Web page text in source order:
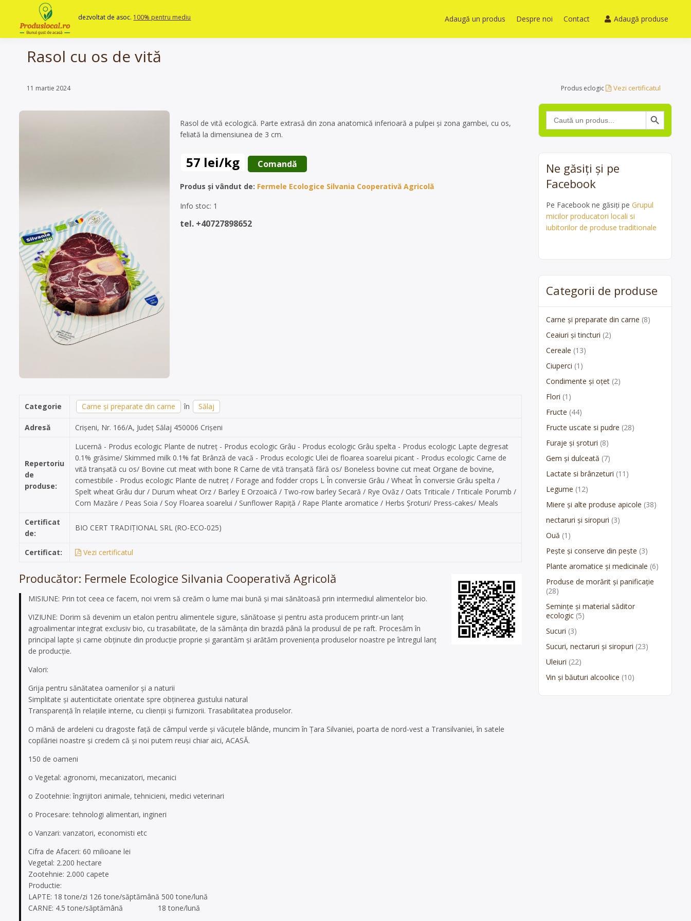
content
dezvoltat de asoc. 100% pentru mediu Adaugă un produs Despre noi Contact Adaugă produse
Rasol cu os de vită
11 martie 2024 Produs eclogic Vezi certificatul
Rasol de vită ecologică. Parte extrasă din zona anatomică inferioară a pulpei și zona gambei, cu os,
feliată la dimensiunea de 3 cm.
57 lei/kg Comandă
Produs și vândut de: Fermele Ecologice Silvania Cooperativă Agricolă
Info stoc: 1
tel. +40727898652
Categorie Carne și preparate din carne în Sălaj
Adresă Crișeni, Nr. 166/A, Județ Sălaj 450006 Crișeni
Repertoriu
de
produse:
Lucernă - Produs ecologic Plante de nutreț - Produs ecologic Grâu - Produs ecologic Grâu spelta - Produs ecologic Lapte degresat
0.1% grăsime/ Skimmed milk 0.1% fat Brânză de vacă - Produs ecologic Ulei de floarea soarelui picant - Produs ecologic Carne de
vită tranșată cu os/ Bovine cut meat with bone R Carne de vită tranșată fără os/ Boneless bovine cut meat Organe de bovine,
comestibile - Produs ecologic Plante de nutreț / Forage and fodder crops L În conversie Grâu / Wheat În conversie Grâu spelta /
Spelt wheat Grâu dur / Durum wheat Orz / Barley E Orzoaică / Two-row barley Secară / Rye Ovăz / Oats Triticale / Triticale Porumb /
Corn Mazăre / Peas Soia / Soy Floarea soarelui / Sunflower Rapiță / Rape Plante aromatice / Herbs Șroturi/ Press-cakes/ Meals
Certificat
de:
BIO CERT TRADIȚIONAL SRL (RO-ECO-025)
Certificat: Vezi certificatul
Producător: Fermele Ecologice Silvania Cooperativă Agricolă
MISIUNE: Prin tot ceea ce facem, noi vrem să creăm o lume mai bună şi mai sănătoasă prin intermediul alimentelor bio.
VIZIUNE: Dorim să devenim un etalon pentru alimentele sigure, sănătoase şi pentru asta producem printr-un lanţ
agroalimentar integrat exclusiv bio, cu trasabilitate, de la sămânţa din brazdă până la produsul de pe raft. Procesăm în
principal lapte şi carne obţinute din producţie proprie şi garantăm şi arătăm provenienţa produselor noastre pe întregul lanţ
de producţie.
Valori:
Grija pentru sănătatea oamenilor şi a naturii
Simplitate şi autenticitate orientate spre obţinerea gustului natural
Transparenţă în relaţiile interne, cu clienţii şi furnizorii. Trasabilitatea produselor.
O mână de ardeleni cu dragoste faţă de câmpul verde şi văcuţele blânde, muncim în Ţara Silvaniei, poarta de nord-vest a Transilvaniei, în satele
copilăriei noastre şi credem că şi noi putem reuşi chiar aici, ACASĂ.
150 de oameni
o Vegetal: agronomi, mecanizatori, mecanici
o Zootehnie: îngrijitori animale, tehnicieni, medici veterinari
o Procesare: tehnologi alimentari, ingineri
o Vanzari: vanzatori, economisti etc
Cifra de Afaceri: 60 milioane lei
Vegetal: 2.200 hectare
Zootehnie: 2.000 capete
Productie:
LAPTE: 18 tone/zi 126 tone/săptămână 500 tone/lună
CARNE: 4.5 tone/săptămână 18 tone/lună
Search
for:
Search Button
Ne găsiți și pe
Facebook
Pe Facebook ne găsiți pe Grupul
micilor producatori locali si
iubitorilor de produse traditionale
Categorii de produse
Carne și preparate din carne (8)
Ceaiuri și tincturi (2)
Cereale (13)
Ciuperci (1)
Condimente și oțet (2)
Flori (1)
Fructe (44)
Fructe uscate si pudre (28)
Furaje și șroturi (8)
Gem și dulceată (7)
Lactate si brânzeturi (11)
Legume (12)
Miere și alte produse apicole (38)
nectaruri și siropuri (3)
Ouă (1)
Pește și conserve din pește (3)
Plante aromatice și medicinale (6)
Produse de morărit și panificație
(28)
Semințe și material săditor
ecologic (5)
Sucuri (3)
Sucuri, nectaruri și siropuri (23)
Uleiuri (22)
Vin și băuturi alcoolice (10)